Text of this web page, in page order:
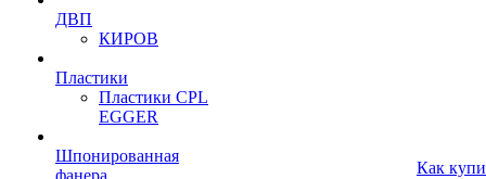
ДВП
КИРОВ
Пластики
Пластики CPL
EGGER
Шпонированная
фанера
Как